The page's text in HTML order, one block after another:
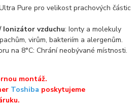
Pure pro velikost prachových částic
Ionizátor vzduchu: Ionty a molekuly
virům, bakteriím a alergenům.
na 8°C: Chrání neobývané místnosti.
montáž.
Toshiba poskytujeme